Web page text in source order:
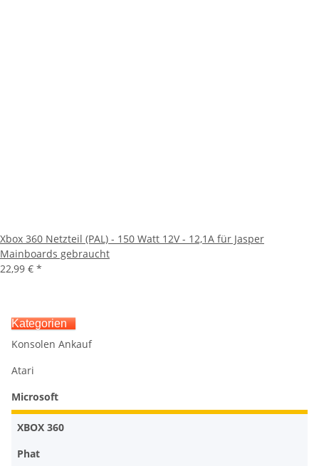
Xbox 360 Netzteil (PAL) - 150 Watt 12V - 12,1A für Jasper
Mainboards gebraucht
22,99 € *
Kategorien
Konsolen Ankauf
Atari
Microsoft
XBOX 360
Phat